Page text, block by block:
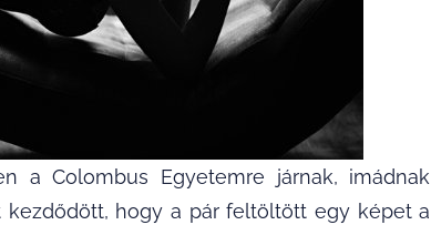
a Colombus Egyetemre járnak, imádnak
hogy a pár feltöltött egy képet a